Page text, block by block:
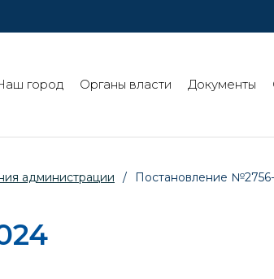
город Органы власти Документы
администрации / Постановление